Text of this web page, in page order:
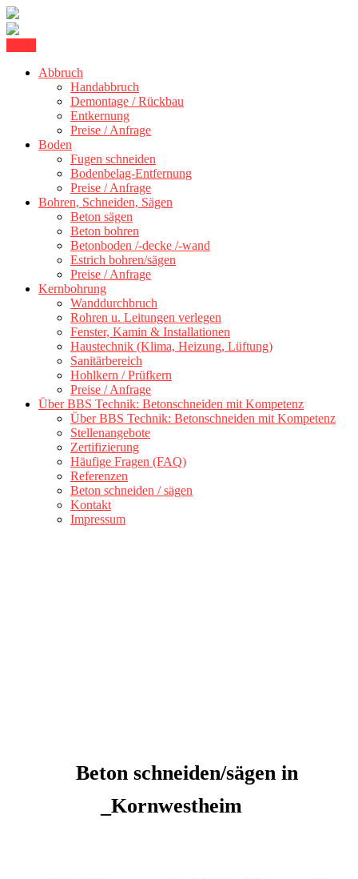
content
BBS Technik GmbH
300 kmAbbruch
Handabbruch
Demontage / Rückbau
Entkernung
Preise / Anfrage
Boden
Fugen schneiden
Bodenbelag-Entfernung
Preise / Anfrage
Bohren, Schneiden, Sägen
Beton sägen
Beton bohren
Betonboden /-decke /-wand
Estrich bohren/sägen
Preise / Anfrage
Kernbohrung
Wanddurchbruch
Rohren u. Leitungen verlegen
Fenster, Kamin & Installationen
Haustechnik (Klima, Heizung, Lüftung)
Sanitärbereich
Hohlkern / Prüfkern
Preise / Anfrage
Über BBS Technik: Betonschneiden mit Kompetenz
Über BBS Technik: Betonschneiden mit Kompetenz
Stellenangebote
Zertifizierung
Häufige Fragen (FAQ)
Referenzen
Beton schneiden / sägen
Kontakt
Impressum
Beton schneiden/sägen in
_Kornwestheim